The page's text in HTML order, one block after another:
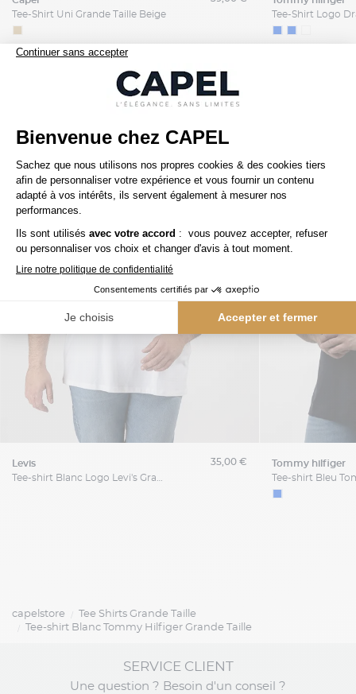
Tee-Shirt Uni Grande Taille Beige
Nos clients aiment aussi
levis
Tee-shirt Blanc Logo Levi's Grande Taille
35,00 € tommy hilfiger
capelstore
Tee Shirts Grande Taille
Tee-shirt Blanc Tommy Hilfiger Grande Taille
SERVICE CLIENT
Une question ? Besoin d'un conseil ?